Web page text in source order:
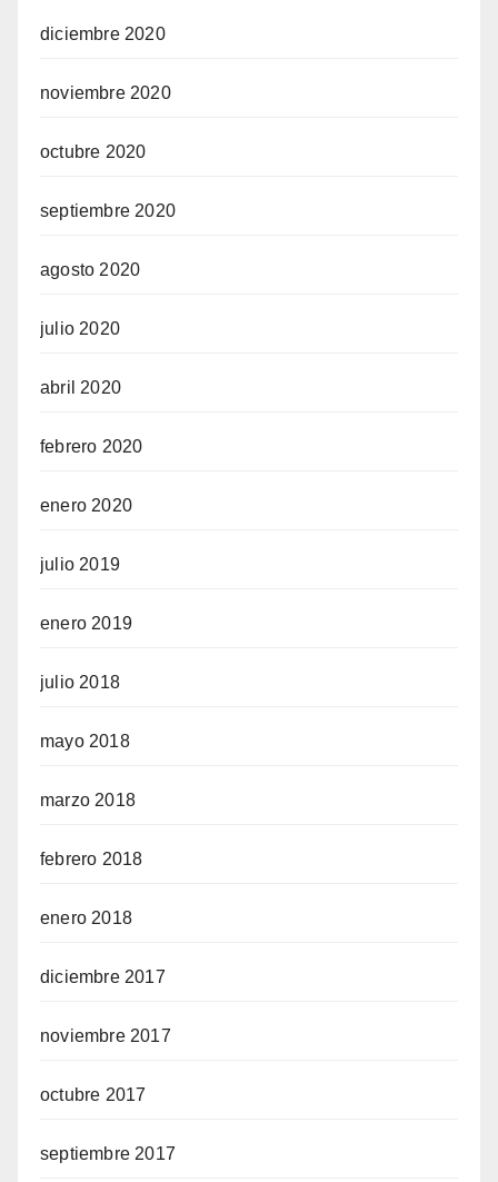
diciembre 2020
noviembre 2020
octubre 2020
septiembre 2020
agosto 2020
julio 2020
abril 2020
febrero 2020
enero 2020
julio 2019
enero 2019
julio 2018
mayo 2018
marzo 2018
febrero 2018
enero 2018
diciembre 2017
noviembre 2017
octubre 2017
septiembre 2017